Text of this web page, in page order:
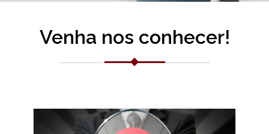
Venha nos conhecer!